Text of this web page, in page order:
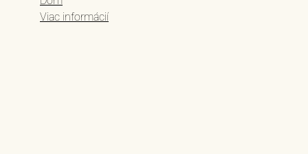
Viac informácií